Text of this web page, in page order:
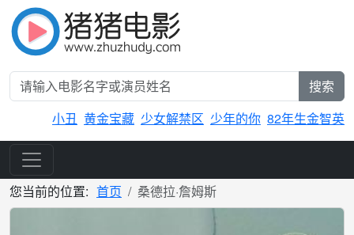
搜索
小丑 黄金宝藏 少女解禁区 少年的你 82年生金智英
您当前的位置: 首页 桑德拉·詹姆斯